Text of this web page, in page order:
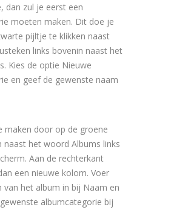
dan zul je eerst een
moeten maken. Dit doe je
pijltje te klikken naast
links bovenin naast het
Kies de optie Nieuwe
en geef de gewenste naam
maken door op de groene
naast het woord Albums links
Aan de rechterkant
een nieuwe kolom. Voer
van het album in bij Naam en
albumcategorie bij